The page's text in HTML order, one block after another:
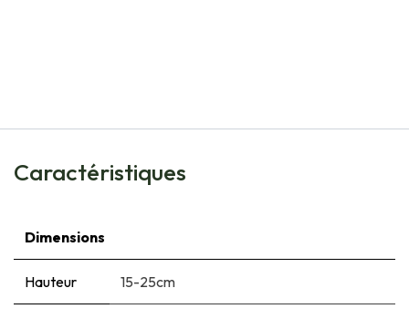
Caractéristiques
Dimensions
Hauteur 15-25cm